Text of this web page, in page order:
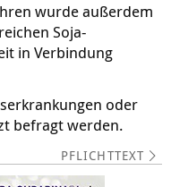
wurde außerdem
Soja-
in Verbindung
oder
befragt werden.
PFLICHTTEXT